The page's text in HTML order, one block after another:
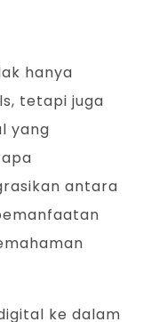
hanya
tetapi juga
yang
antara
ke dalam